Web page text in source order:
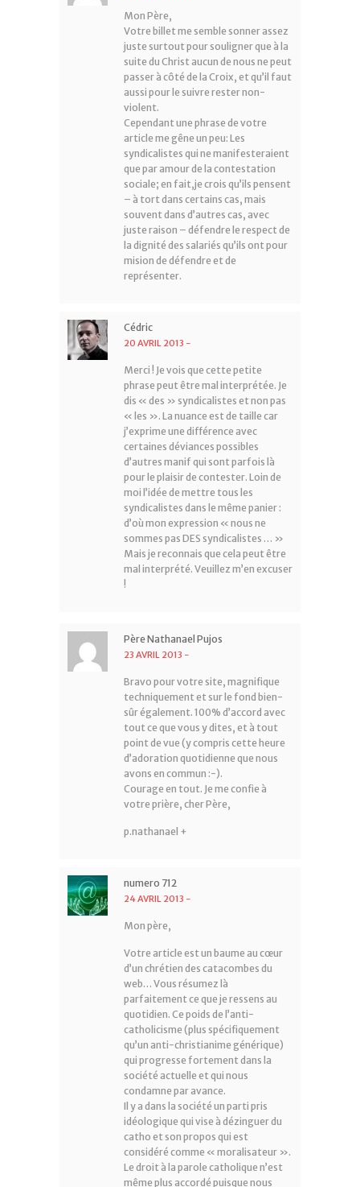
Mon Père,
Votre billet me semble sonner assez
juste surtout pour souligner que à la
suite du Christ aucun de nous ne peut
passer à côté de la Croix, et qu’il faut
aussi pour le suivre rester non-
violent.
Cependant une phrase de votre
article me gêne un peu: Les
syndicalistes qui ne manifesteraient
que par amour de la contestation
sociale; en fait,je crois qu’ils pensent
– à tort dans certains cas, mais
souvent dans d’autres cas, avec
juste raison – défendre le respect de
la dignité des salariés qu’ils ont pour
mision de défendre et de
représenter.
Cédric
20 AVRIL 2013 -
Merci ! Je vois que cette petite
phrase peut être mal interprétée. Je
dis « des » syndicalistes et non pas
« les ». La nuance est de taille car
j’exprime une différence avec
certaines déviances possibles
d’autres manif qui sont parfois là
pour le plaisir de contester. Loin de
moi l’idée de mettre tous les
syndicalistes dans le même panier :
d’où mon expression « nous ne
sommes pas DES syndicalistes … »
Mais je reconnais que cela peut être
mal interprété. Veuillez m’en excuser
!
Père Nathanael Pujos
23 AVRIL 2013 -
Bravo pour votre site, magnifique
techniquement et sur le fond bien-
sûr également. 100% d’accord avec
tout ce que vous y dites, et à tout
point de vue (y compris cette heure
d’adoration quotidienne que nous
avons en commun :-).
Courage en tout. Je me confie à
votre prière, cher Père,
p.nathanael +
numero 712
24 AVRIL 2013 -
Mon père,
Votre article est un baume au cœur
d’un chrétien des catacombes du
web… Vous résumez là
parfaitement ce que je ressens au
quotidien. Ce poids de l’anti-
catholicisme (plus spécifiquement
qu’un anti-christianime générique)
qui progresse fortement dans la
société actuelle et qui nous
condamne par avance.
Il y a dans la société un parti pris
idéologique qui vise à dézinguer du
catho et son propos qui est
considéré comme « moralisateur ».
Le droit à la parole catholique n’est
même plus accordé puisque nous